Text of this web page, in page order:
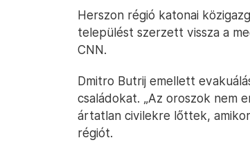
Herszon régió katonai
települést szerzett vissza a
CNN.
Dmitro Butrij emellett
családokat. „Az oroszok nem
ártatlan civilekre lőttek,
régiót.